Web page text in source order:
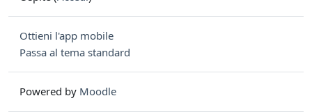
Ottieni l'app mobile
Passa al tema standard
Powered by Moodle